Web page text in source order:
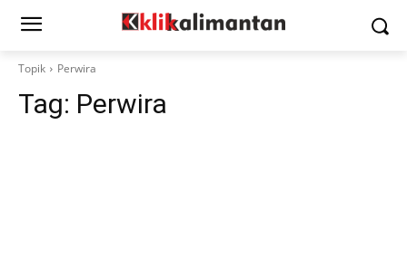
Topik Perwira
Tag: Perwira